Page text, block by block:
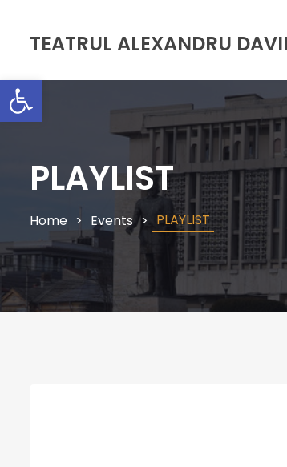
Deschide bara de
TEATRUL ALEXANDRU
PLAYLIST
Home Events PLAYLIST